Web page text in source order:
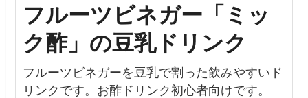
フルーツビネガー「ミッ
ク酢」の豆乳ドリンク
フルーツビネガーを豆乳で割った飲みやすいド
リンクです。お酢ドリンク初心者向けです。